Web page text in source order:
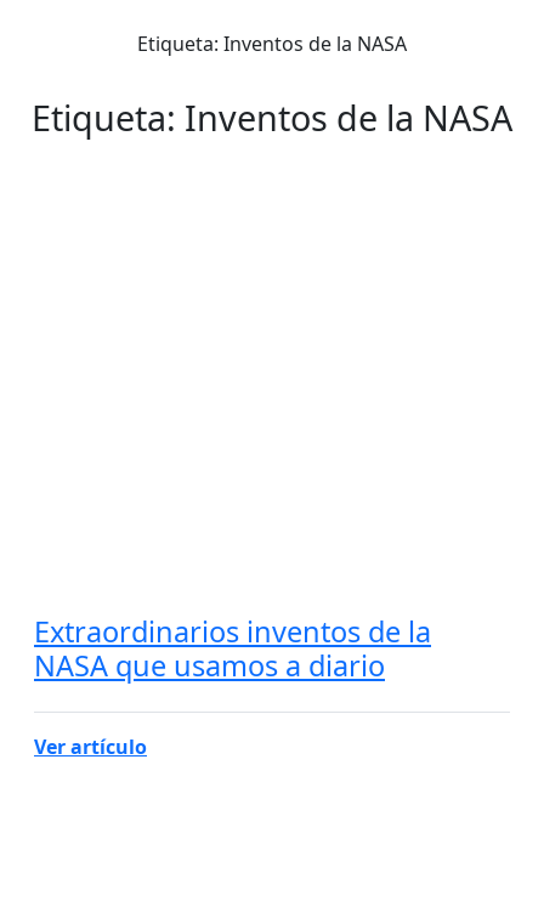
Etiqueta: Inventos de la NASA
Etiqueta: Inventos de la NASA
Extraordinarios inventos de la
NASA que usamos a diario
Ver artículo